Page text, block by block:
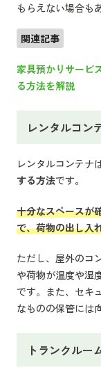
もらえない場合も
関連記事
家具預かりサービ
る方法を解説
レンタルコン
レンタルコンテナは
する方法です。
十分なスペースが
で、荷物の出し入
ただし、屋外のコ
や荷物が温度や湿
です。また、セキ
なものの保管には
トランクルー